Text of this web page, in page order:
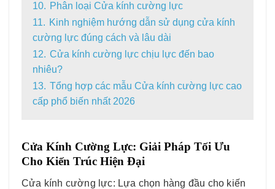
10. Phân loại Cửa kính cường lực
11. Kinh nghiệm hướng dẫn sử dụng cửa kính
cường lực đúng cách và lâu dài
12. Cửa kính cường lực chịu lực đến bao
nhiêu?
13. Tổng hợp các mẫu Cửa kính cường lực cao
cấp phổ biến nhất 2026
Cửa Kính Cường Lực: Giải Pháp Tối Ưu
Cho Kiến Trúc Hiện Đại
Cửa kính cường lực: Lựa chọn hàng đầu cho kiến